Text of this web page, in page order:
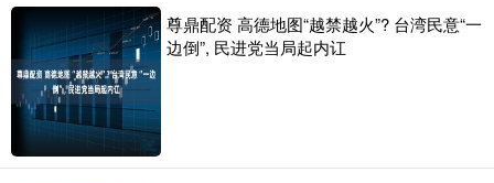
尊鼎配资 高德地图“越禁越火”? 台湾民意“一
边倒”, 民进党当局起内讧